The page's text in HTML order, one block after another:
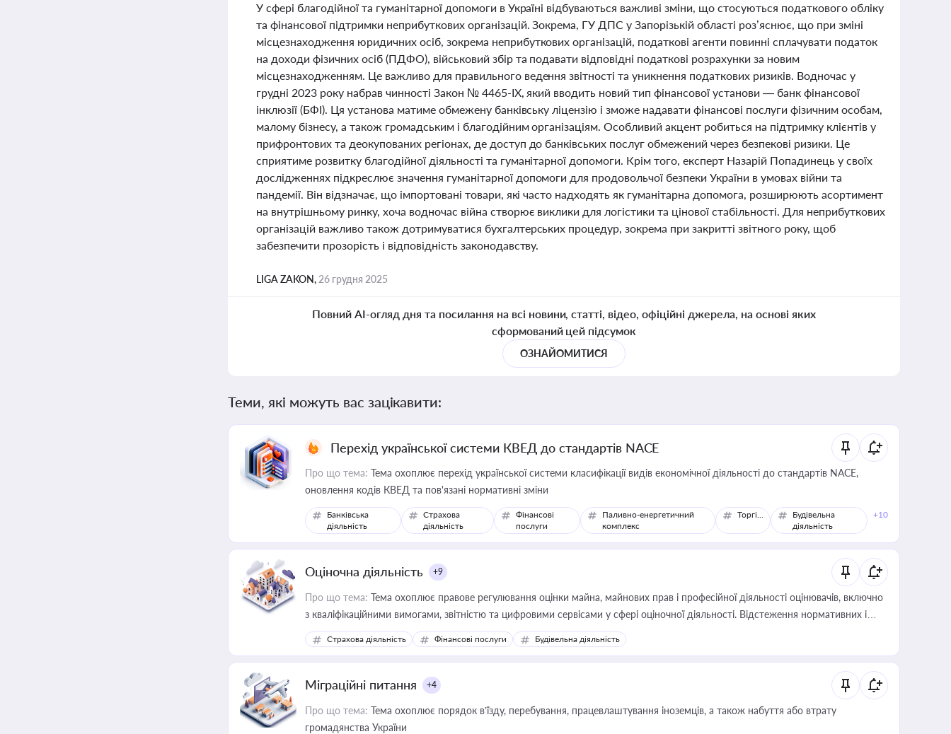
У сфері благодійної та гуманітарної допомоги в Україні відбуваються важливі зміни, що стосуються податкового обліку
та фінансової підтримки неприбуткових організацій. Зокрема, ГУ ДПС у Запорізькій області роз’яснює, що при зміні
місцезнаходження юридичних осіб, зокрема неприбуткових організацій, податкові агенти повинні сплачувати податок
на доходи фізичних осіб (ПДФО), військовий збір та подавати відповідні податкові розрахунки за новим
місцезнаходженням. Це важливо для правильного ведення звітності та уникнення податкових ризиків. Водночас у
грудні 2023 року набрав чинності Закон № 4465-IX, який вводить новий тип фінансової установи — банк фінансової
інклюзії (БФІ). Ця установа матиме обмежену банківську ліцензію і зможе надавати фінансові послуги фізичним особам,
малому бізнесу, а також громадським і благодійним організаціям. Особливий акцент робиться на підтримку клієнтів у
прифронтових та деокупованих регіонах, де доступ до банківських послуг обмежений через безпекові ризики. Це
сприятиме розвитку благодійної діяльності та гуманітарної допомоги. Крім того, експерт Назарій Попадинець у своїх
дослідженнях підкреслює значення гуманітарної допомоги для продовольчої безпеки України в умовах війни та
пандемії. Він відзначає, що імпортовані товари, які часто надходять як гуманітарна допомога, розширюють асортимент
на внутрішньому ринку, хоча водночас війна створює виклики для логістики та цінової стабільності. Для неприбуткових
організацій важливо також дотримуватися бухгалтерських процедур, зокрема при закритті звітного року, щоб
забезпечити прозорість і відповідність законодавству.
LIGA ZAKON, 26 грудня 2025
Повний AI-огляд дня та посилання на всі новини, статті, відео, офіційні джерела, на основі яких
сформований цей підсумок
ОЗНАЙОМИТИСЯ
Теми, які можуть вас зацікавити:
Перехід української системи КВЕД до стандартів NACE
Про що тема: Тема охоплює перехід української системи класифікації видів економічної діяльності до стандартів NACE,
оновлення кодів КВЕД та пов'язані нормативні зміни
Банківська
діяльність
Страхова
діяльність
Фінансові
послуги
Паливно-енергетичний
комплекс
Торгівля
Будівельна
діяльність
+10
Оціночна діяльність +9
Про що тема: Тема охоплює правове регулювання оцінки майна, майнових прав і професійної діяльності оцінювачів, включно
з кваліфікаційними вимогами, звітністю та цифровими сервісами у сфері оціночної діяльності. Відстеження нормативних і
медійних змін у цій сфері корисне для власника бізнесу, керівника, юриста або бухгалтера під час оподаткування,
приватизації, оренди державного майна, корпоративних угод і перевірки статусу суб'єктів оціночної діяльності
Страхова діяльність Фінансові послуги Будівельна діяльність
Міграційні питання +4
Про що тема: Тема охоплює порядок в’їзду, перебування, працевлаштування іноземців, а також набуття або втрату
громадянства України